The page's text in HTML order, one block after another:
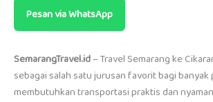
Pesan via WhatsApp
SemarangTravel.id– Travel Semarang ke
sebagai salah satu jurusan favorit bagi
membutuhkan transportasi praktis dan